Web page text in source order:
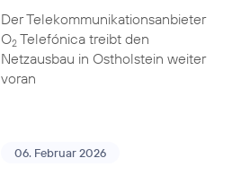
Der Telekommunikationsanbieter
O2Telefónica treibt den
Netzausbau in Ostholstein weiter
voran
06. Februar 2026